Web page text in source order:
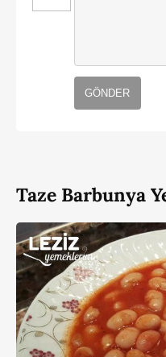
GÖNDER
Taze Barbunya